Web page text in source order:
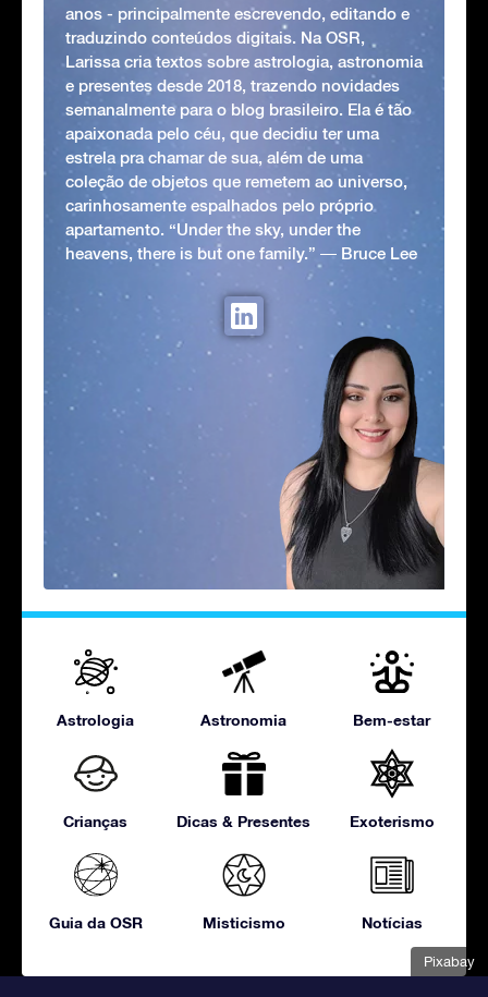
Pixabay
anos - principalmente escrevendo, editando e
traduzindo conteúdos digitais. Na OSR,
Larissa cria textos sobre astrologia, astronomia
e presentes desde 2018, trazendo novidades
semanalmente para o blog brasileiro. Ela é tão
apaixonada pelo céu, que decidiu ter uma
estrela pra chamar de sua, além de uma
coleção de objetos que remetem ao universo,
carinhosamente espalhados pelo próprio
apartamento. “Under the sky, under the
heavens, there is but one family.” ― Bruce Lee
Astrologia Astronomia Bem-estar
Crianças Dicas & Presentes Exoterismo
Guia da OSR Misticismo Notícias